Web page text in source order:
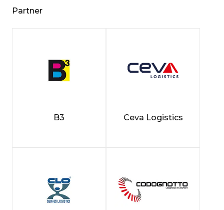
Partner
B3 Ceva Logistics